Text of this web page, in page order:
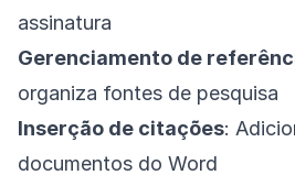
assinatura
Gerenciamento de
organiza fontes de pesquisa
Inserção de citações:
documentos do Word